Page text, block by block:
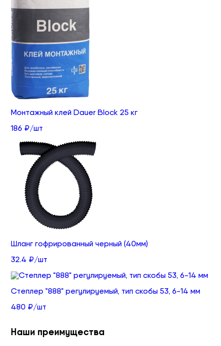
Монтажный клей Dauer Block 25 кг
186 ₽/шт
Шланг гофрированный черный (40мм)
32.4 ₽/шт
Степлер "888" регулируемый, тип скобы 53, 6-14 мм
480 ₽/шт
Наши преимущества